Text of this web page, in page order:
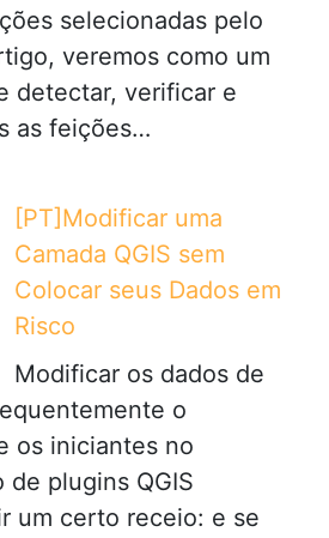
selecionadas pelo
veremos como um
detectar, verificar e
as feições…
[PT]Modificar uma
Camada QGIS sem
Colocar seus Dados em
Risco
Modificar os dados de
o
os iniciantes no
plugins QGIS
um certo receio: e se